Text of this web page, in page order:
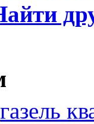
газель